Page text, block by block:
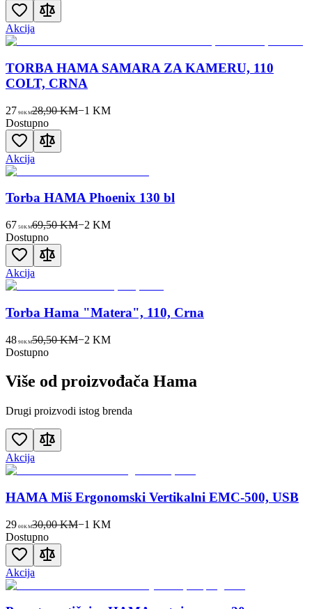
Akcija
TORBA HAMA SAMARA ZA KAMERU, 110
COLT, CRNA
27 90KM28,90 KM−1 KM
Dostupno
Akcija
Torba HAMA Phoenix 130 bl
67 50KM69,50 KM−2 KM
Dostupno
Akcija
Torba Hama "Matera", 110, Crna
48 90KM50,50 KM−2 KM
Dostupno
Više od proizvođača Hama
Drugi proizvodi istog brenda
Akcija
HAMA Miš Ergonomski Vertikalni EMC-500, USB
29 00KM30,00 KM−1 KM
Dostupno
Akcija